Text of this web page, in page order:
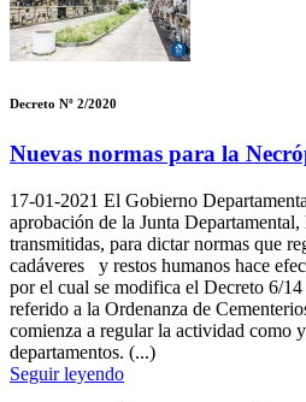
Decreto Nº 2/2020
Nuevas normas para la
17-01-2021 El Gobierno
aprobación de la Junta
transmitidas, para dictar normas que
cadáveres y restos humanos hace
por el cual se modifica el Decreto 6/
referido a la Ordenanza de
comienza a regular la actividad como
departamentos. (...)
Seguir leyendo